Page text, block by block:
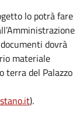
lo potrà fare
dovrà
materiale
terra del Palazzo
).